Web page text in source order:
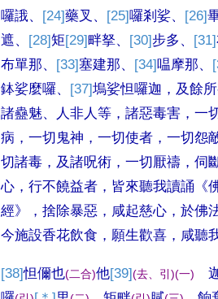
囉誐、 [24]藥叉 、 [25]囉剎娑、 [26]
遮、 [28]矩[29]畔拏、 [30]步多、 [31]
布單那、 [33]塞建那、 [34]嗢摩那、
鉢娑麼囉、 [37]塢娑怛囉迦 ， 及餘
諸蠱魅、 人非人等 ，諸惡毒害 ，一
病 ，一切 鬼神 ，一切使者 ，一切怨
切諸毒 ， 及諸呪術 ，一切厭禱 ，伺
心 ，行不饒益者 ， 皆來聽我讀誦 《
經》，捨除暴惡 ， 咸起慈心 ，於佛
今施設香花飲食 ， 願生歡喜 ， 咸聽
[38]怛儞也(二合)他[39](去 引)(一)